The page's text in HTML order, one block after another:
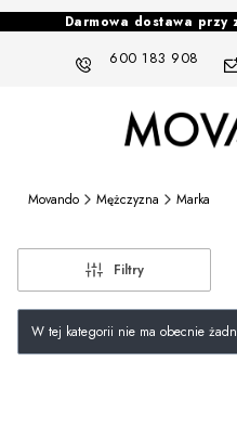
Darmowa dostawa przy
600 183 908
Movando Mężczyzna Marka
Filtry
Lista produktów
W tej kategorii nie ma obecnie